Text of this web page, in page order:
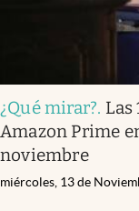
¿Qué mirar?. Las
Amazon Prime
noviembre
miércoles, 13 de